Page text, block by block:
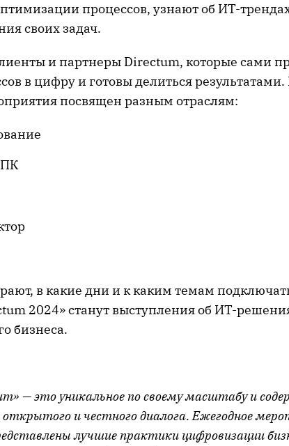
процессов, узнают об ИТ-
своих задач.
и партнеры Directum, которые сами
в цифру и готовы делиться
посвящен разным отраслям:
в какие дни и к каким темам
2024» станут выступления об ИТ-
бизнеса.
— это уникальное по своему масштабу и
и честного диалога. Ежегодное
лучшие практики цифровизации